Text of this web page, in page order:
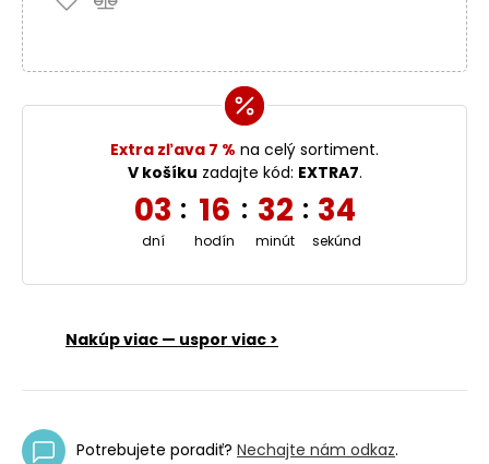
Extra zľava 7 % na celý sortiment.
V košíku zadajte kód: EXTRA7.
03
dní
: 16
hodín
: 32
minút
: 33
sekúnd
Nakúp viac — uspor viac >
Potrebujete poradiť? Nechajte nám odkaz.